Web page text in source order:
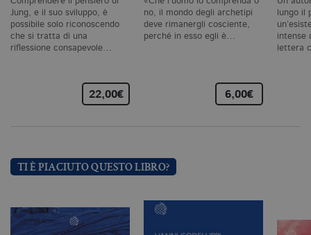
Jung, e il suo sviluppo, è
possibile solo riconoscendo
che si tratta di una
riflessione consapevole…
22,00€
no, il mondo degli archetipi
deve rimanergli cosciente,
perché in esso egli è…
6,00€
lungo il
intense
lettera
TI È PIACIUTO QUESTO LIBRO?
tecnici e dunque non necessitano del
consenso.
Nome Scadenza